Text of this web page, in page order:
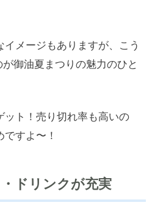
メージもありますが、こう
御油夏まつりの魅力のひと
ット！売り切れ率も高いの
すよ〜！
ドリンクが充実